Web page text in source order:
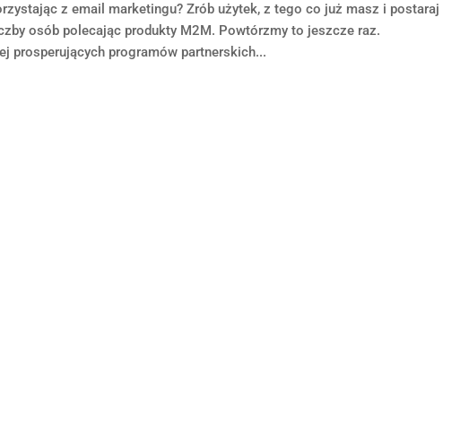
z email marketingu? Zrób użytek, z tego co już masz i postaraj
osób polecając produkty M2M. Powtórzmy to jeszcze raz.
prosperujących programów partnerskich...